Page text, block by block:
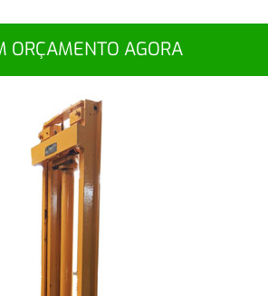
ORÇAMENTO AGORA